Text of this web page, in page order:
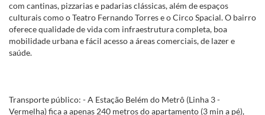
com cantinas, pizzarias e padarias clássicas, além de espaços
culturais como o Teatro Fernando Torres e o Circo Spacial. O bairro
oferece qualidade de vida com infraestrutura completa, boa
mobilidade urbana e fácil acesso a áreas comerciais, de lazer e
saúde.
Transporte público: - A Estação Belém do Metrô (Linha 3 -
Vermelha) fica a apenas 240 metros do apartamento (3 min a pé),